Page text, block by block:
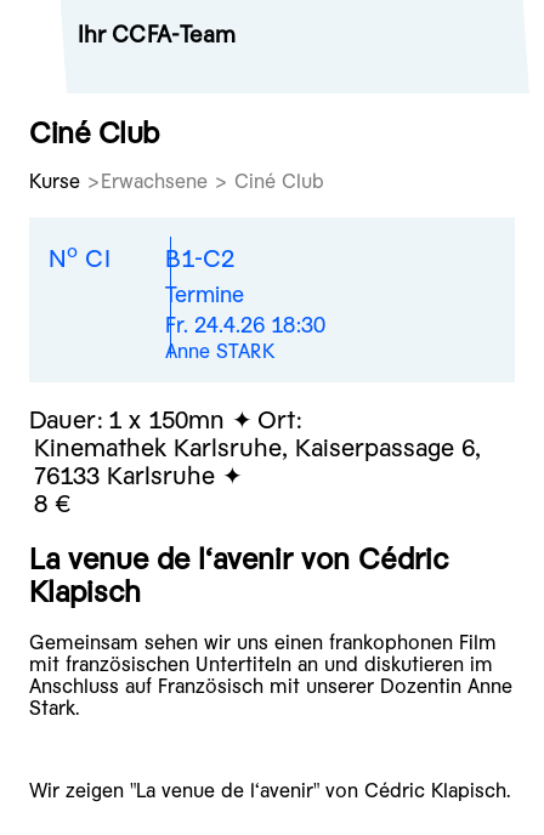
Ihr CCFA-Team
Ciné Club
Kurse Erwachsene > Ciné Club
No CI B1-C2
Termine
Fr. 24.4.26 18:30
Anne STARK
Dauer: 1 x 150mn
Ort:
Kinemathek Karlsruhe, Kaiserpassage 6,
76133 Karlsruhe
8 €
La venue de l‘avenir von Cédric
Klapisch
Gemeinsam sehen wir uns einen frankophonen Film
mit französischen Untertiteln an und diskutieren im
Anschluss auf Französisch mit unserer Dozentin Anne
Stark.
Wir zeigen "La venue de l‘avenir" von Cédric Klapisch.